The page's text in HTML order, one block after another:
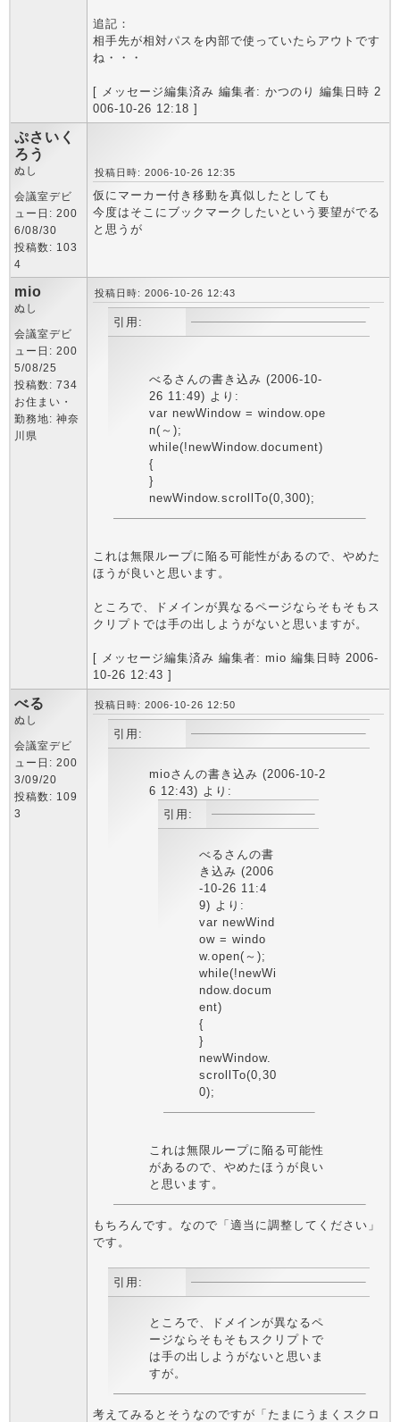
追記：
相手先が相対パスを内部で使っていたらアウトです
ね・・・
[ メッセージ編集済み 編集者: かつのり 編集日時 2
006-10-26 12:18 ]
ぷさいく
ろう
ぬし
会議室デビ
ュー日: 200
6/08/30
投稿数: 103
4
投稿日時: 2006-10-26 12:35
仮にマーカー付き移動を真似したとしても
今度はそこにブックマークしたいという要望がでる
と思うが
mio
ぬし
会議室デビ
ュー日: 200
5/08/25
投稿数: 734
お住まい・
勤務地: 神奈
川県
投稿日時: 2006-10-26 12:43
引用:
べるさんの書き込み (2006-10-
26 11:49) より:
var newWindow = window.ope
n(～);
while(!newWindow.document)
{
}
newWindow.scrollTo(0,300);
これは無限ループに陥る可能性があるので、やめた
ほうが良いと思います。
ところで、ドメインが異なるページならそもそもス
クリプトでは手の出しようがないと思いますが。
[ メッセージ編集済み 編集者: mio 編集日時 2006-
10-26 12:43 ]
べる
ぬし
会議室デビ
ュー日: 200
3/09/20
投稿数: 109
3
投稿日時: 2006-10-26 12:50
引用:
mioさんの書き込み (2006-10-2
6 12:43) より:
引用:
べるさんの書
き込み (2006
-10-26 11:4
9) より:
var newWind
ow = windo
w.open(～);
while(!newWi
ndow.docum
ent)
{
}
newWindow.
scrollTo(0,30
0);
これは無限ループに陥る可能性
があるので、やめたほうが良い
と思います。
もちろんです。なので「適当に調整してください」
です。
引用:
ところで、ドメインが異なるペ
ージならそもそもスクリプトで
は手の出しようがないと思いま
すが。
考えてみるとそうなのですが「たまにうまくスクロ